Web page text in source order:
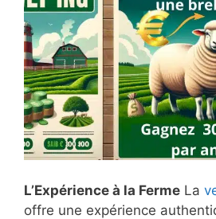
L’Expérience à la Ferme La
offre une expérience